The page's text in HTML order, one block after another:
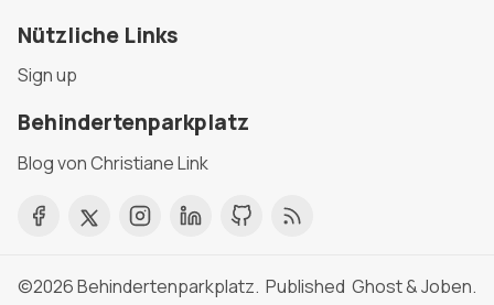
Nützliche Links
Sign up
Behindertenparkplatz
Blog von Christiane Link
©2026Behindertenparkplatz. Published Ghost&Joben.